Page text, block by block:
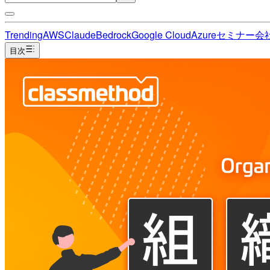
TrendingAWSClaudeBedrockGoogle CloudAzureセミナー会
目次